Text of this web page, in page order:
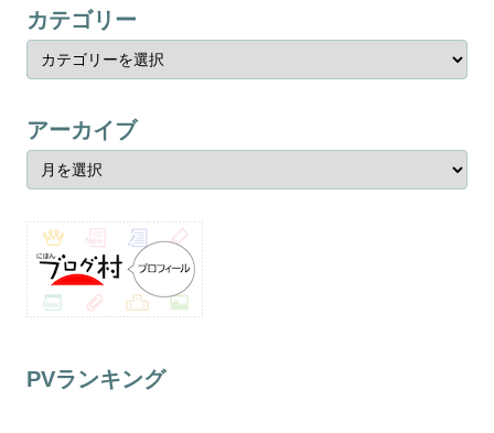
カテゴリー
アーカイブ
PVランキング